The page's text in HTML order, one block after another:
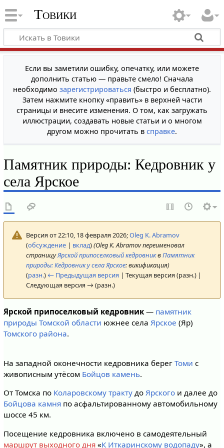
Товики
Если вы заметили ошибку, опечатку, или можете
дополнить статью — правьте смело! Сначала
необходимо зарегистрироваться (быстро и бесплатно).
Затем нажмите кнопку «править» в верхней части
страницы и внесите изменения. О том, как загружать
иллюстрации, создавать новые статьи и о многом
другом можно прочитать в справке.
Памятник природы: Кедровник у
села Ярское
Версия от 22:10, 18 февраля 2026;Oleg K. Abramov
(обсуждение| вклад)(Oleg K. Abramov переименовал
страницуЯрской припоселковый кедровниквПамятник
природы: Кедровник у села Ярское: викификация)
(разн.) ← Предыдущая версия | Текущая версия (разн.) |
Следующая версия → (разн.)
Ярской припоселковый кедровник— памятник
природы Томской области южнее села Ярское (Яр)
Томского района.
На западной оконечности кедровника берег Томи с
живописным утёсом Бойцов камень.
От Томска по Коларовскому трактудо Ярскогои далее до
Бойцова камняпо асфальтированному автомобильному
шоссе 45 км.
Посещение кедровника включено в самодеятельный
маршрут выходного дня«К Иткаринскому водопаду», а